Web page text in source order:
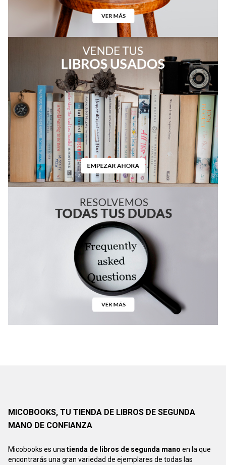
MICOBOOKS, TU TIENDA DE LIBROS DE SEGUNDA
MANO DE CONFIANZA
Micobooks es unatienda de libros de segunda mano en la que
encontrarás una gran variedad de ejemplares de todas las